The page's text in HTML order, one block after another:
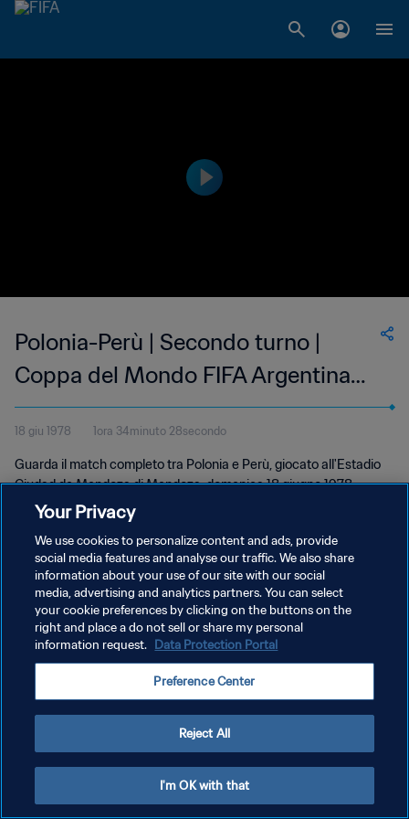
Polonia-Perù | Secondo turno |
Coppa del Mondo FIFA Argentina
1978 | Match completo
18 giu 1978 1ora 34minuto 28secondo
Guarda il match completo tra Polonia e Perù, giocato all'Estadio
Ciudad de Mendoza di Mendoza, domenica 18 giugno 1978.
PRIVACY POLICY
TERMINI DI SERVIZIO
GESTISCI LE TUE PREFERENZE PER I COOKIES
Your Privacy
We use cookies to personalize content and ads, provide
social media features and analyse our traffic. We also share
information about your use of our site with our social
media, advertising and analytics partners. You can select
your cookie preferences by clicking on the buttons on the
right and place a do not sell or share my personal
information request. Data Protection Portal
Preference Center
Reject All
I'm OK with that